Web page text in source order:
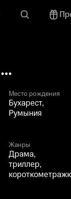
Место рождения
Бухарест,
Румыния
Жанры
Драма,
триллер,